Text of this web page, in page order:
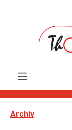
Archiv